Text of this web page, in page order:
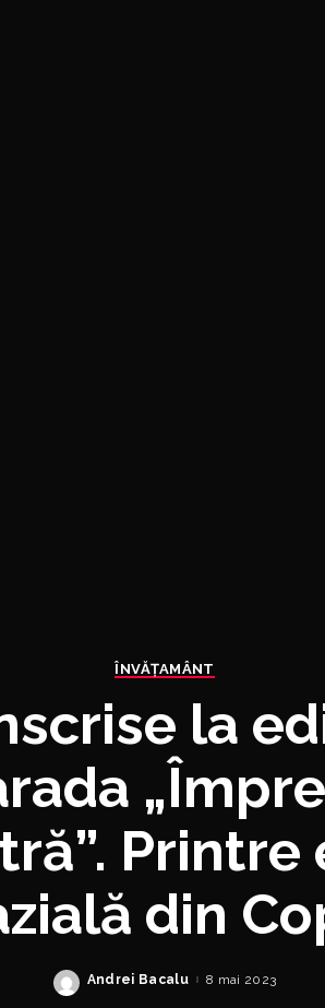
ÎNVĂŢAMÂNT
la
Printre
din
Posted
Andrei Bacalu 8 mai 2023